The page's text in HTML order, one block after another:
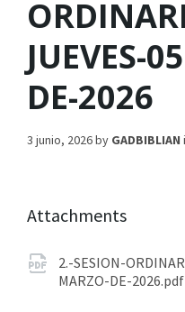
JUEVES-
DE-2026
3 junio, 2026by GADBIBLIAN
Attachments
2.-SESION-
MARZO-DE-2026.pdf